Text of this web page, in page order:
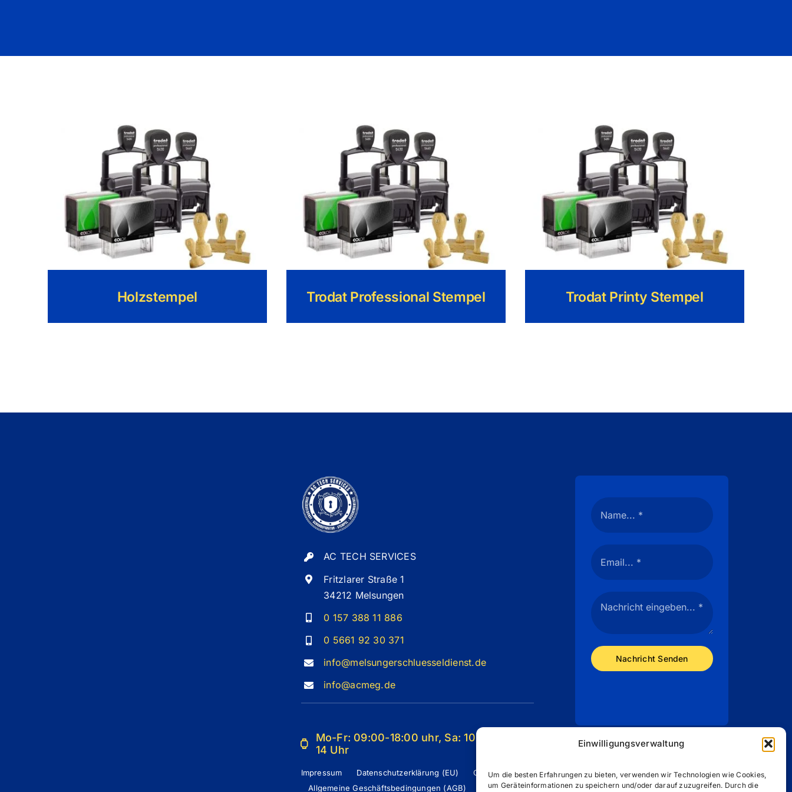
Einwilligungsverwaltung
Um die besten Erfahrungen zu bieten, verwenden wir Technologien wie Cookies,
um Geräteinformationen zu speichern und/oder darauf zuzugreifen. Durch die
Holzstempel Trodat Professional Stempel Trodat Printy Stempel
AC TECH SERVICES
Fritzlarer Straße 1
34212 Melsungen
0 157 388 11 886
0 5661 92 30 371
info@melsungerschluesseldienst.de
info@acmeg.de
Mo-Fr: 09:00-18:00 uhr, Sa: 10-
14 Uhr
Nachricht Senden
Impressum Datenschutzerklärung (EU)
Cookie-Richtlinie (EU)
Allgemeine Geschäftsbedingungen (AGB)